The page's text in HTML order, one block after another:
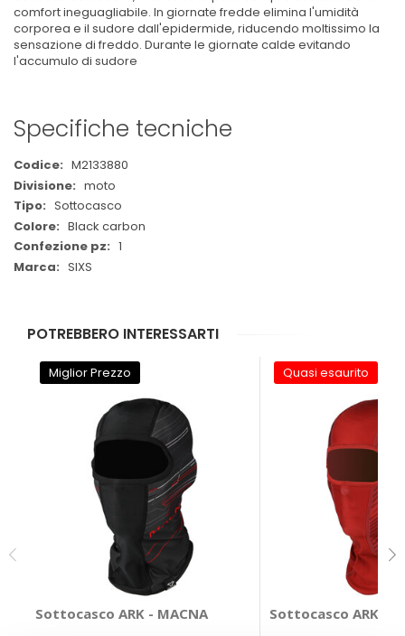
comfort ineguagliabile. In giornate fredde elimina l'umidità
corporea e il sudore dall'epidermide, riducendo moltissimo la
sensazione di freddo. Durante le giornate calde evitando
l'accumulo di sudore
Specifiche tecniche
Maggiori
Informazioni
M2133880
moto
Sottocasco
Black carbon
1
SIXS
POTREBBERO INTERESSARTI
Miglior Prezzo
Sottocasco ARK - MACNA
Quasi esaurito
Sottocasco ARK -